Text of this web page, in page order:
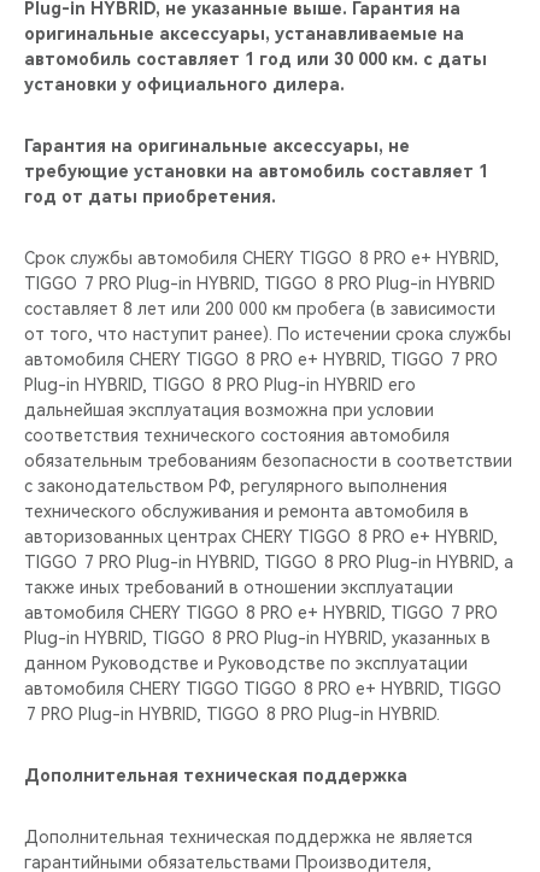
Plug-in HYBRID, не указанные выше. Гарантия на
оригинальные аксессуары, устанавливаемые на
автомобиль составляет 1 год или 30 000 км. с даты
установки у официального дилера.
Гарантия на оригинальные аксессуары, не
требующие установки на автомобиль составляет 1
год от даты приобретения.
Срок службы автомобиля CHERY TIGGO 8 PRO е+ HYBRID,
TIGGO 7 PRO Plug-in HYBRID, TIGGO 8 PRO Plug-in HYBRID
составляет 8 лет или 200 000 км пробега (в зависимости
от того, что наступит ранее). По истечении срока службы
автомобиля CHERY TIGGO 8 PRO е+ HYBRID, TIGGO 7 PRO
Plug-in HYBRID, TIGGO 8 PRO Plug-in HYBRID его
дальнейшая эксплуатация возможна при условии
соответствия технического состояния автомобиля
обязательным требованиям безопасности в соответствии
с законодательством РФ, регулярного выполнения
технического обслуживания и ремонта автомобиля в
авторизованных центрах CHERY TIGGO 8 PRO е+ HYBRID,
TIGGO 7 PRO Plug-in HYBRID, TIGGO 8 PRO Plug-in HYBRID, а
также иных требований в отношении эксплуатации
автомобиля CHERY TIGGO 8 PRO е+ HYBRID, TIGGO 7 PRO
Plug-in HYBRID, TIGGO 8 PRO Plug-in HYBRID, указанных в
данном Руководстве и Руководстве по эксплуатации
автомобиля CHERY TIGGO TIGGO 8 PRO е+ HYBRID, TIGGO
7 PRO Plug-in HYBRID, TIGGO 8 PRO Plug-in HYBRID.
Дополнительная техническая поддержка
Дополнительная техническая поддержка не является
гарантийными обязательствами Производителя,